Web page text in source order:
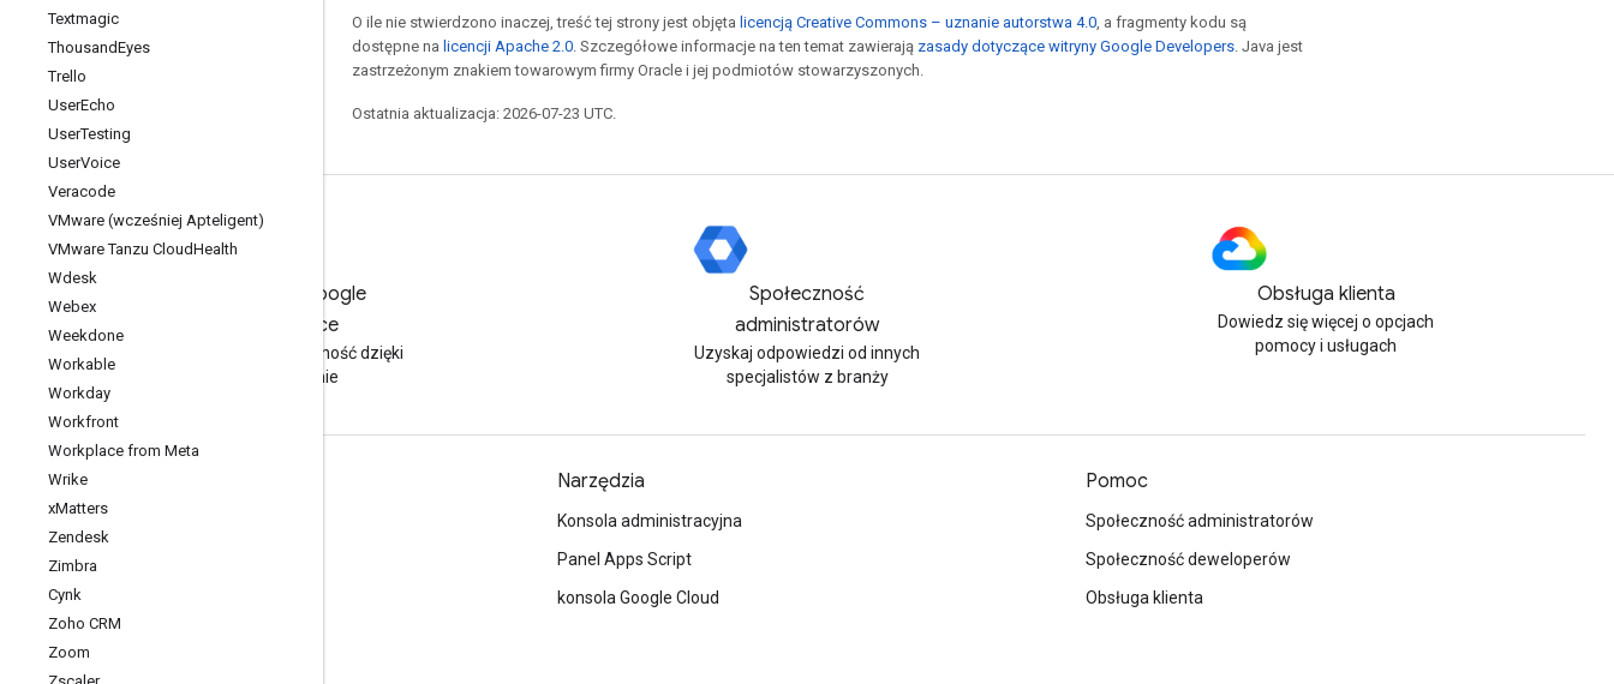
Textmagic
ThousandEyes
Trello
UserEcho
UserTesting
UserVoice
Veracode
VMware (wcześniej Apteligent)
VMware Tanzu CloudHealth
Wdesk
Webex
Weekdone
Workable
Workday
Workfront
Workplace from Meta
Wrike
xMatters
Zendesk
Zimbra
Cynk
Zoho CRM
Zoom
O ile nie stwierdzono inaczej, treść tej strony jest objęta licencją Creative Commons – uznanie autorstwa 4.0, a fragmenty kodu są
dostępne na licencji Apache 2.0. Szczegółowe informacje na ten temat zawierają zasady dotyczące witryny Google Developers. Java jest
zastrzeżonym znakiem towarowym firmy Oracle i jej podmiotów stowarzyszonych.
Ostatnia aktualizacja: 2026-07-23 UTC.
Wypróbuj Google
Workspace
Zwiększ produktywność dzięki
AI bezpłatnie
Społeczność
administratorów
Uzyskaj odpowiedzi od innych
specjalistów z branży
Obsługa klienta
Dowiedz się więcej o opcjach
pomocy i usługach
Dokumentacja i szkolenia
Przewodniki dla programistów
Centrum edukacji
Narzędzia
Konsola administracyjna
Panel Apps Script
konsola Google Cloud
Pomoc
Społeczność administratorów
Społeczność deweloperów
Obsługa klienta